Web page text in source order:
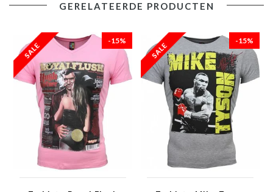
- Kleur: Zie Afbeelding
- Kraag: Ronde hals
- Mouwen: Korte Mouw
- Patroon: Bedrukt
- Kwalitatief Hoogwaardige Afwerking
- Materiaal: 93% Katoen en 7% Polyester
- Weefsel: Dun geweven
- Pasvorm: Getailleerd Italiaans
- Wasvoorschrift: Machinewas 30 graden, Binnenste buiten wassen
(Niet in de droger)
GERELATEERDE PRODUCTEN
-15% -15%